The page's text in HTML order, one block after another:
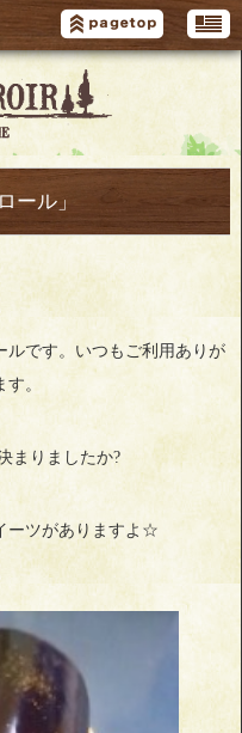
ール」
ルです。いつもご利用ありが
。
まりましたか?
ーツがありますよ☆